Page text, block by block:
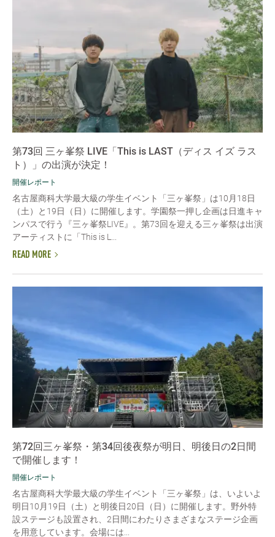
第73回 三ヶ峯祭 LIVE「This is LAST（ディス イズ ラス
ト）」の出演が決定！
開催レポート
名古屋商科大学最大級の学生イベント「三ヶ峯祭」は10月18日
（土）と19日（日）に開催します。学園祭一押し企画は日進キャ
ンパスで行う『三ヶ峯祭LIVE』。第73回を迎える三ヶ峯祭は出演
アーティストに「This is L...
READ MORE
第72回三ヶ峯祭・第34回後夜祭が明日、明後日の2日間
で開催します！
開催レポート
名古屋商科大学最大級の学生イベント「三ヶ峯祭」は、いよいよ
明日10月19日（土）と明後日20日（日）に開催します。野外特
設ステージも設置され、2日間にわたりさまざまなステージ企画
を用意しています。会場には...